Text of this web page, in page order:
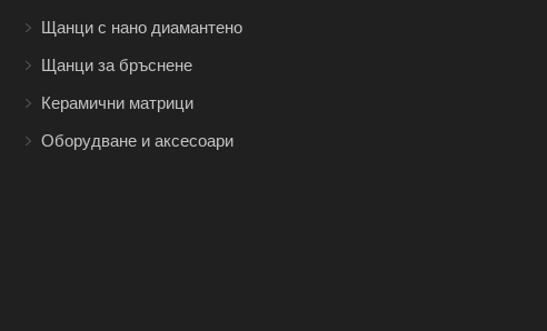
Щанци с нано диамантено
покритие
Щанци за бръснене
Керамични матрици
Оборудване и аксесоари